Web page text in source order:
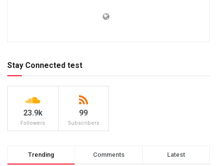
Stay Connected test
23.9k
Followers
99
Subscribers
Trending Comments Latest